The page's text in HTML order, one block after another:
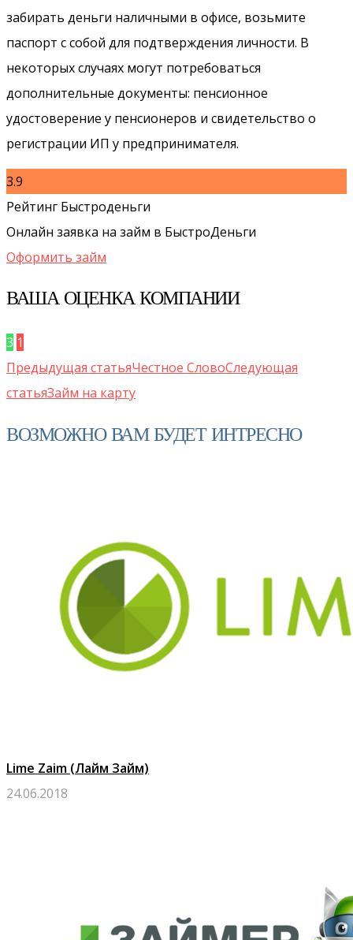
забирать деньги наличными в офисе, возьмите
паспорт с собой для подтверждения личности. В
некоторых случаях могут потребоваться
дополнительные документы: пенсионное
удостоверение у пенсионеров и свидетельство о
регистрации ИП у предпринимателя.
3.9
Рейтинг Быстроденьги
Онлайн заявка на займ в БыстроДеньги
Оформить займ
ВАША ОЦЕНКА КОМПАНИИ
3 1
Предыдущая статьяЧестное СловоСледующая
статьяЗайм на карту
ВОЗМОЖНО ВАМ БУДЕТ ИНТРЕСНО
Lime Zaim (Лайм Займ)
24.06.2018